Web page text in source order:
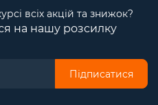
всіх акцій та знижок?
на нашу розсилку
Підписатися